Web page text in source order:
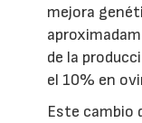
mejora
de la
el 10% en
Este cambio